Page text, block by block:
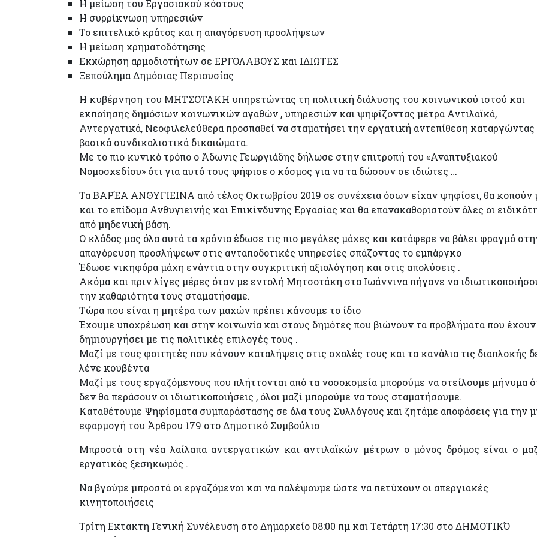
Η μείωση του Εργασιακού κόστους
Η συρρίκνωση υπηρεσιών
Το επιτελικό κράτος και η απαγόρευση προσλήψεων
Η μείωση χρηματοδότησης
Εκχώρηση αρμοδιοτήτων σε ΕΡΓΟΛΑΒΟΥΣ και ΙΔΙΩΤΕΣ
Ξεπούλημα Δημόσιας Περιουσίας
Η κυβέρνηση του ΜΗΤΣΟΤΑΚΗ υπηρετώντας τη πολιτική διάλυσης του κοινωνικού ιστού και
εκποίησης δημόσιων κοινωνικών αγαθών , υπηρεσιών και ψηφίζοντας μέτρα Αντιλαϊκά,
Αντεργατικά, Νεοφιλελεύθερα προσπαθεί να σταματήσει την εργατική αντεπίθεση καταργώντας
βασικά συνδικαλιστικά δικαιώματα.
Με το πιο κυνικό τρόπο ο Άδωνις Γεωργιάδης δήλωσε στην επιτροπή του «Αναπτυξιακού
Νομοσχεδίου» ότι για αυτό τους ψήφισε ο κόσμος για να τα δώσουν σε ιδιώτες …
Τα ΒΑΡΈΑ ΑΝΘΥΓΙΕΙΝΑ από τέλος Οκτωβρίου 2019 σε συνέχεια όσων είχαν ψηφίσει, θα κοπούν
και το επίδομα Ανθυγιεινής και Επικίνδυνης Εργασίας και θα επανακαθοριστούν όλες οι
από μηδενική βάση.
Ο κλάδος μας όλα αυτά τα χρόνια έδωσε τις πιο μεγάλες μάχες και κατάφερε να βάλει φραγμό
απαγόρευση προσλήψεων στις ανταποδοτικές υπηρεσίες σπάζοντας το εμπάργκο
Έδωσε νικηφόρα μάχη ενάντια στην συγκριτική αξιολόγηση και στις απολύσεις .
Ακόμα και πριν λίγες μέρες όταν με εντολή Μητσοτάκη στα Ιωάννινα πήγανε να
την καθαριότητα τους σταματήσαμε.
Τώρα που είναι η μητέρα των μαχών πρέπει κάνουμε το ίδιο
Έχουμε υποχρέωση και στην κοινωνία και στους δημότες που βιώνουν τα προβλήματα που έχουν
δημιουργήσει με τις πολιτικές επιλογές τους .
Μαζί με τους φοιτητές που κάνουν καταλήψεις στις σχολές τους και τα κανάλια τις διαπλοκής
λένε κουβέντα
Μαζί με τους εργαζόμενους που πλήττονται από τα νοσοκομεία μπορούμε να στείλουμε μήνυμα
δεν θα περάσουν οι ιδιωτικοποιήσεις , όλοι μαζί μπορούμε να τους σταματήσουμε.
Καταθέτουμε Ψηφίσματα συμπαράστασης σε όλα τους Συλλόγους και ζητάμε αποφάσεις για την
εφαρμογή του Άρθρου 179 στο Δημοτικό Συμβούλιο
Μπροστά στη νέα λαίλαπα αντεργατικών και αντιλαϊκών μέτρων ο μόνος δρόμος είναι ο
εργατικός ξεσηκωμός .
Να βγούμε μπροστά οι εργαζόμενοι και να παλέψουμε ώστε να πετύχουν οι απεργιακές
κινητοποιήσεις
Τρίτη Εκτακτη Γενική Συνέλευση στο Δημαρχείο 08:00 πμ και Τετάρτη 17:30 στο ΔΗΜΟΤΙΚΌ